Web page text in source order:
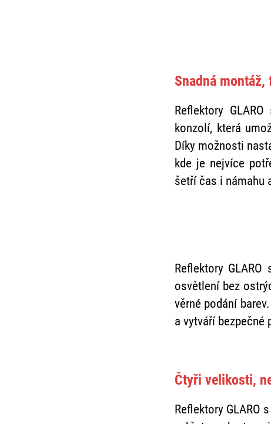
Snadná
Reflektory
konzolí, která
Díky možnosti
kde je nejvíce
šetří čas i námahu
Reflektory
osvětlení bez
věrné podání
a vytváří bezpečné
Čtyři velikosti,
Reflektory GLARO